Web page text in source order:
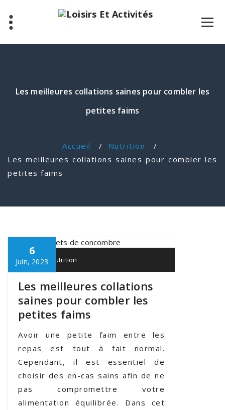
Les meilleures collations saines pour combler les
petites faims
Accueil / Nutrition /
Les meilleures collations saines pour combler les
petites faims
6
Juin, 2023
Leo Nutrition
Les meilleures collations
saines pour combler les
petites faims
Avoir une petite faim entre les
repas est tout à fait normal.
Cependant, il est essentiel de
choisir des en-cas sains afin de ne
pas compromettre votre
alimentation équilibrée. Dans cet